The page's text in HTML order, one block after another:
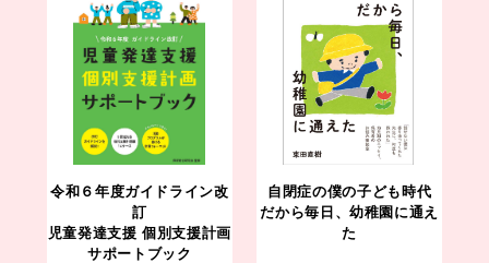
令和６年度ガイドライン改
訂
児童発達支援 個別支援計画
サポートブック
自閉症の僕の子ども時代
だから毎日、幼稚園に通え
た